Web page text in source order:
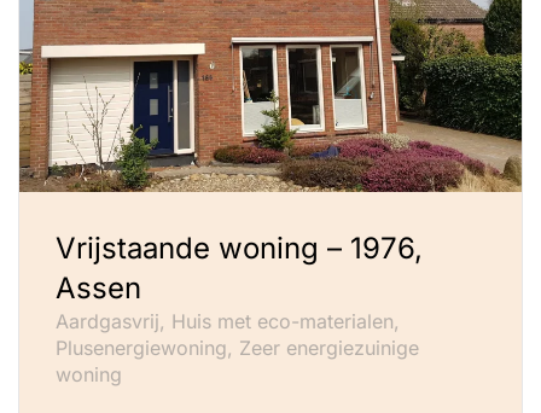
Vrijstaande woning – 1976,
Assen
Aardgasvrij, Huis met eco-materialen,
Plusenergiewoning, Zeer energiezuinige
woning